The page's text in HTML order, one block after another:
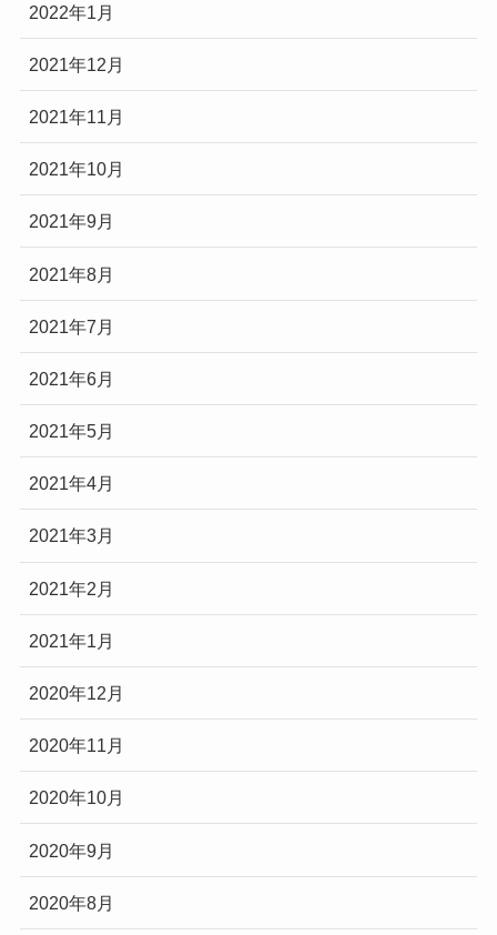
2022年1月
2021年12月
2021年11月
2021年10月
2021年9月
2021年8月
2021年7月
2021年6月
2021年5月
2021年4月
2021年3月
2021年2月
2021年1月
2020年12月
2020年11月
2020年10月
2020年9月
2020年8月